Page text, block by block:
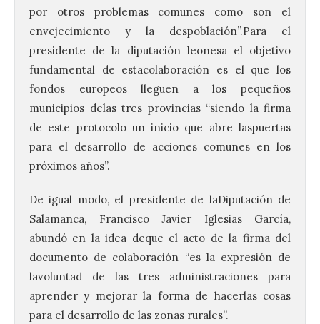
por otros problemas comunes como son el
envejecimiento y la despoblación”.Para el
presidente de la diputación leonesa el objetivo
fundamental de estacolaboración es el que los
fondos europeos lleguen a los pequeños
municipios delas tres provincias “siendo la firma
de este protocolo un inicio que abre laspuertas
para el desarrollo de acciones comunes en los
próximos años”.
De igual modo, el presidente de laDiputación de
Salamanca, Francisco Javier Iglesias García,
abundó en la idea deque el acto de la firma del
documento de colaboración “es la expresión de
lavoluntad de las tres administraciones para
aprender y mejorar la forma de hacerlas cosas
para el desarrollo de las zonas rurales”.